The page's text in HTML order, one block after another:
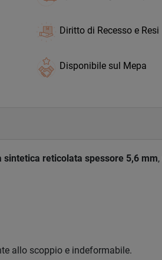
Diritto di Recesso e Resi
Disponibile sul Mepa
sintetica reticolata spessore 5,6 mm
allo scoppio e indeformabile.